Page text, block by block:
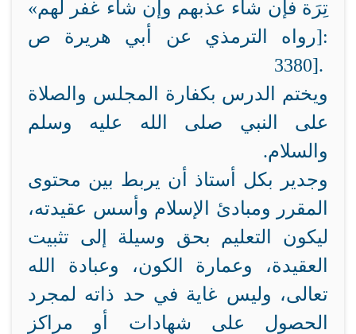
تِرَة فإن شاء عذبهم وإن شاء غفر لهم»
[رواه الترمذي عن أبي هريرة ص:
3380].
ويختم الدرس بكفارة المجلس والصلاة
على النبي صلى الله عليه وسلم
والسلام.
وجدير بكل أستاذ أن يربط بين محتوى
المقرر ومبادئ الإسلام وأسس عقيدته،
ليكون التعليم بحق وسيلة إلى تثبيت
العقيدة، وعمارة الكون، وعبادة الله
تعالى، وليس غاية في حد ذاته لمجرد
الحصول على شهادات أو مراكز